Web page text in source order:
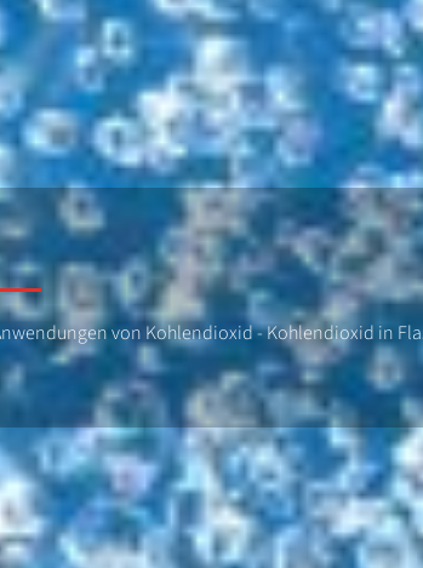
von Kohlendioxid - Kohlendioxid in